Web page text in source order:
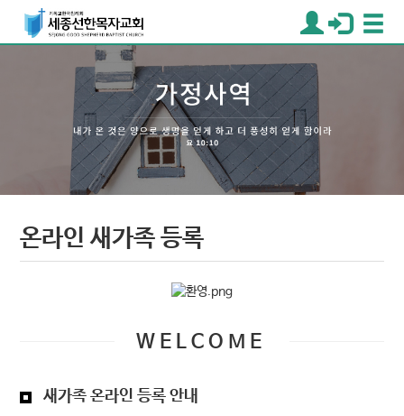
온라인 새가족 등록
W E L C O M E
새가족 온라인 등록 안내